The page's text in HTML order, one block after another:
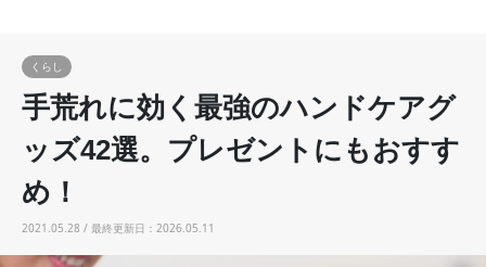
くらし
手荒れに効く最強のハンドケアグ
ッズ42選。プレゼントにもおすす
め！
2021.05.28 / 最終更新日：2026.05.11